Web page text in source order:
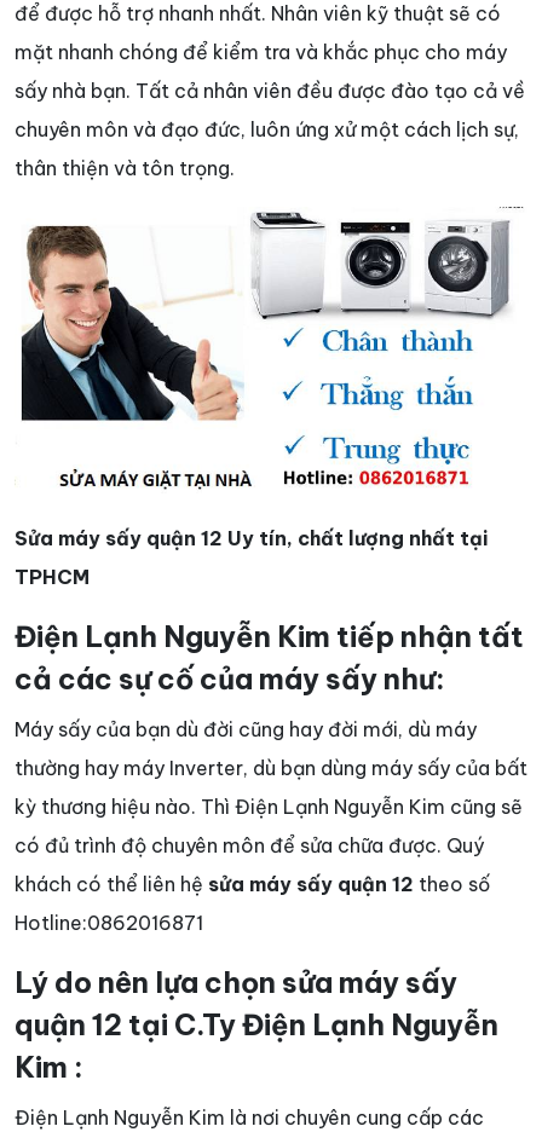
để được hỗ trợ nhanh nhất. Nhân viên kỹ thuật sẽ có
mặt nhanh chóng để kiểm tra và khắc phục cho máy
sấy nhà bạn. Tất cả nhân viên đều được đào tạo cả về
chuyên môn và đạo đức, luôn ứng xử một cách lịch sự,
thân thiện và tôn trọng.
Sửa máy sấy quận 12 Uy tín, chất lượng nhất tại
TPHCM
Điện Lạnh Nguyễn Kim tiếp nhận tất
cả các sự cố của máy sấy như:
Máy sấy của bạn dù đời cũng hay đời mới, dù máy
thường hay máy Inverter, dù bạn dùng máy sấy của bất
kỳ thương hiệu nào. Thì Điện Lạnh Nguyễn Kim cũng sẽ
có đủ trình độ chuyên môn để sửa chữa được. Quý
khách có thể liên hệ sửa máy sấy quận 12 theo số
Hotline:0862016871
Lý do nên lựa chọn sửa máy sấy
quận 12 tại C.Ty Điện Lạnh Nguyễn
Kim :
Điện Lạnh Nguyễn Kim là nơi chuyên cung cấp các